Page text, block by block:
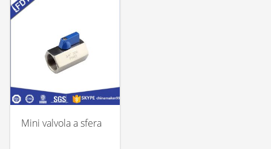
Mini valvola a sfera